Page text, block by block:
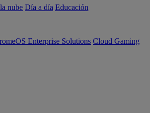
nube Día a día Educación
Enterprise Solutions Cloud Gaming